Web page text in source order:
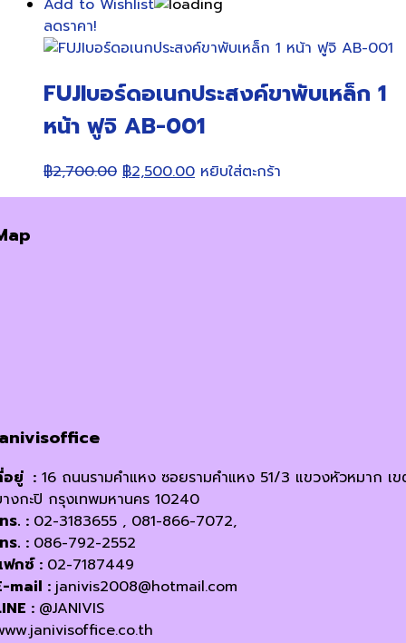
ลดราคา!
FUJIบอร์ดอเนกประสงค์ขาพับเหล็ก 1
หน้า ฟูจิ AB-001
฿2,700.00 Original
price
฿2,500.00Current
price
หยิบใส่ตะกร้า
อยู่ : 16 ถนนรามคำแหง ซอยรามคำแหง 51/3 แขวงหัวหมาก เ
งกะปิ กรุงเทพมหานคร 10240
ร. : 02-3183655 , 081-866-7072,
ร. : 086-792-2552
กซ์ : 02-7187449
mail : janivis2008@hotmail.com
: @JANIVIS